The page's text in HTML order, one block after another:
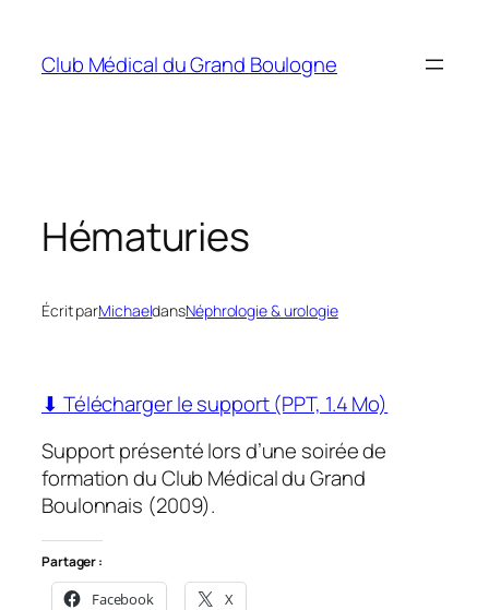
contenu
Club Médical du Grand Boulogne
Hématuries
Écrit parMichaeldansNéphrologie & urologie
⬇ Télécharger le support (PPT, 1.4 Mo)
Support présenté lors d’une soirée de
formation du Club Médical du Grand
Boulonnais (2009).
Partager :
Facebook X